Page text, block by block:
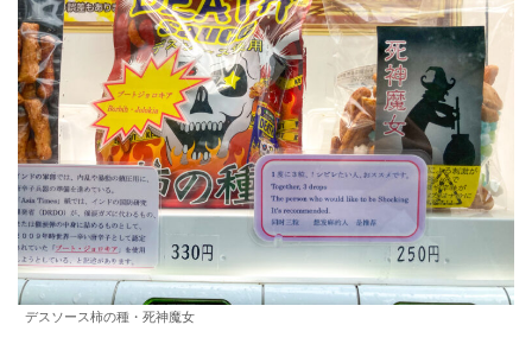
デスソース柿の種・死神魔女